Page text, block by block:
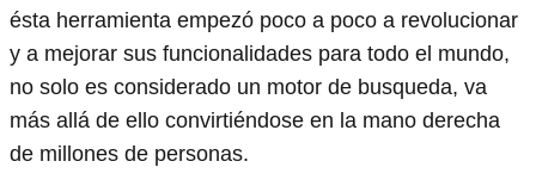
ésta herramienta empezó poco a poco a revolucionar
y a mejorar sus funcionalidades para todo el mundo,
no solo es considerado un motor de busqueda, va
más allá de ello convirtiéndose en la mano derecha
de millones de personas.